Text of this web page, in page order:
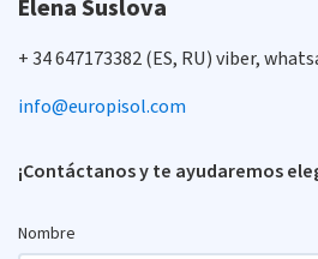
Elena Suslova
+ 34 647173382 (ES, RU) viber,
info@europisol.com
¡Contáctanos y te ayudaremos
Nombre